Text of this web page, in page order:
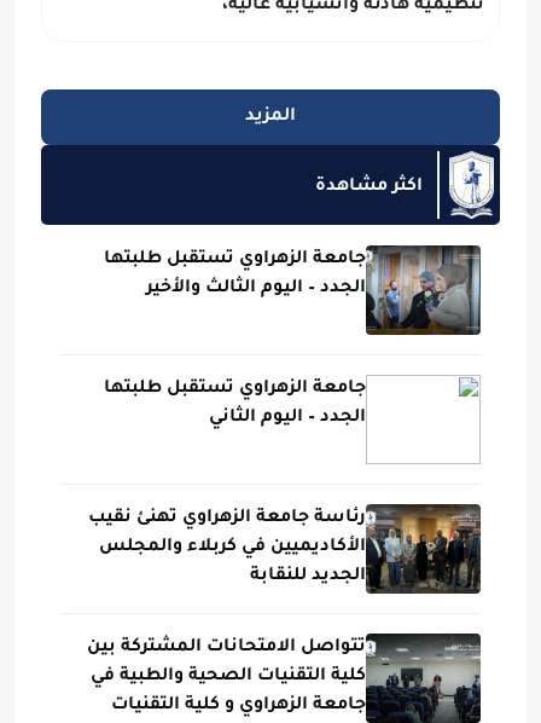
تنظيمية هادئة وانسيابية عالية،
المزيد
اكثر مشاهدة
جامعة الزهراوي تستقبل طلبتها
الجدد – اليوم الثالث والأخير
جامعة الزهراوي تستقبل طلبتها
الجدد – اليوم الثاني
رئاسة جامعة الزهراوي تهنئ نقيب
الأكاديميين في كربلاء والمجلس
الجديد للنقابة
تتواصل الامتحانات المشتركة بين
كلية التقنيات الصحية والطبية في
جامعة الزهراوي و كلية التقنيات